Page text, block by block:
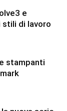
e
di lavoro
stampanti